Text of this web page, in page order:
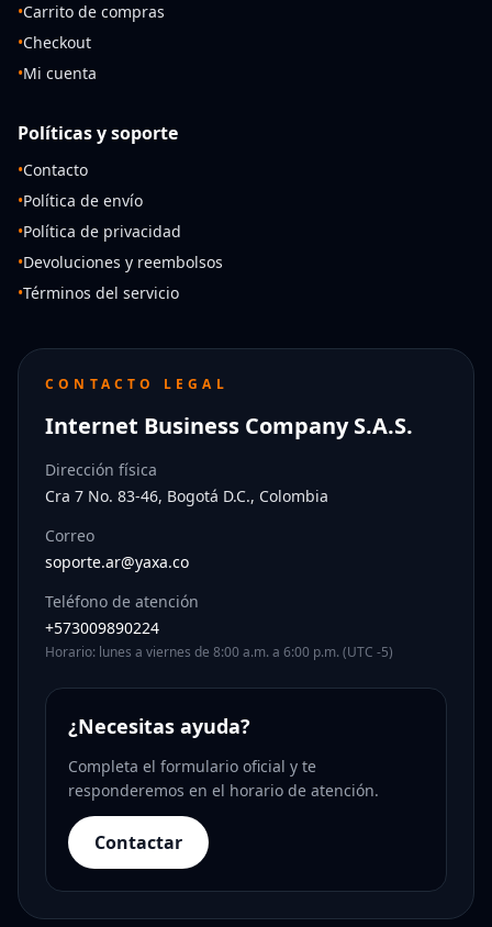
•Carrito de compras
•Checkout
•Mi cuenta
Políticas y soporte
•Contacto
•Política de envío
•Política de privacidad
•Devoluciones y reembolsos
•Términos del servicio
CONTACTO LEGAL
Internet Business Company S.A.S.
Dirección física
Cra 7 No. 83-46, Bogotá D.C., Colombia
Correo
soporte.ar@yaxa.co
Teléfono de atención
+573009890224
Horario: lunes a viernes de 8:00 a.m. a 6:00 p.m. (UTC -5)
¿Necesitas ayuda?
Completa el formulario oficial y te
responderemos en el horario de atención.
Contactar